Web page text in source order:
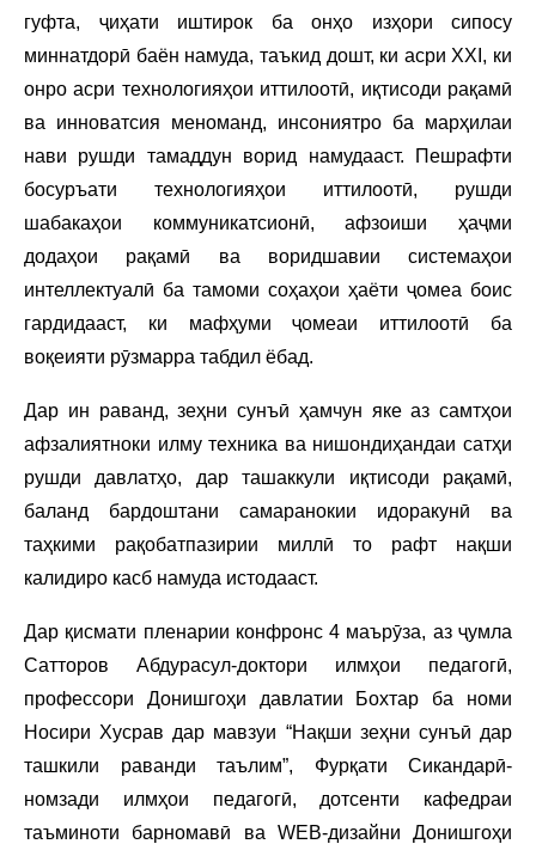
гуфта, ҷиҳати иштирок ба онҳо изҳори сипосу
миннатдорӣ баён намуда, таъкид дошт, ки асри XXI, ки
онро асри технологияҳои иттилоотӣ, иқтисоди рақамӣ
ва инноватсия меноманд, инсониятро ба марҳилаи
нави рушди тамаддун ворид намудааст. Пешрафти
босуръати технологияҳои иттилоотӣ, рушди
шабакаҳои коммуникатсионӣ, афзоиши ҳаҷми
додаҳои рақамӣ ва воридшавии системаҳои
интеллектуалӣ ба тамоми соҳаҳои ҳаёти ҷомеа боис
гардидааст, ки мафҳуми ҷомеаи иттилоотӣ ба
воқеияти рӯзмарра табдил ёбад.
Дар ин раванд, зеҳни сунъӣ ҳамчун яке аз самтҳои
афзалиятноки илму техника ва нишондиҳандаи сатҳи
рушди давлатҳо, дар ташаккули иқтисоди рақамӣ,
баланд бардоштани самаранокии идоракунӣ ва
таҳкими рақобатпазирии миллӣ то рафт нақши
калидиро касб намуда истодааст.
Дар қисмати пленарии конфронс 4 маърӯза, аз ҷумла
Сатторов Абдурасул-доктори илмҳои педагогӣ,
профессори Донишгоҳи давлатии Бохтар ба номи
Носири Хусрав дар мавзуи “Нақши зеҳни сунъӣ дар
ташкили раванди таълим”, Фурқати Сикандарӣ-
номзади илмҳои педагогӣ, дотсенти кафедраи
таъминоти барномавӣ ва WEB-дизайни Донишгоҳи